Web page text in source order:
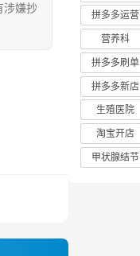
嫌抄
拼多多运营
营养科
拼多多刷单
拼多多新店
生殖医院
淘宝开店
甲状腺结节